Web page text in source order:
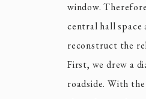
window.
central hall space
reconstruct the
First, we drew a
roadside. With